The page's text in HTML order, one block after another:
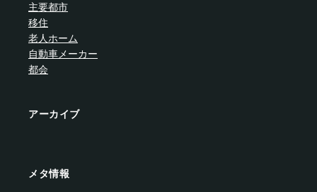
主要都市
移住
老人ホーム
自動車メーカー
都会
アーカイブ
メタ情報